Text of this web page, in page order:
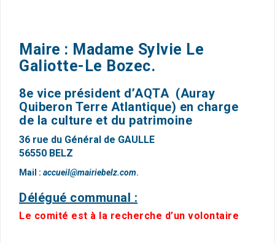
Maire : Madame Sylvie Le
Galiotte-Le Bozec.
8e vice président d’AQTA (Auray
Quiberon Terre Atlantique) en charge
de la culture et du patrimoine
36 rue du Général de GAULLE
56550 BELZ
Mail : accueil@mairiebelz.com.
Délégué communal :
Le comité est à la recherche d’un volontaire